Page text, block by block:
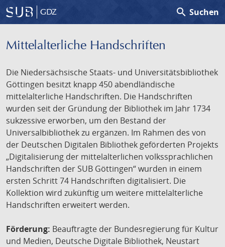
GDZ search Suchen
Mittelalterliche Handschriften
Die Niedersächsische Staats- und Universitätsbibliothek
Göttingen besitzt knapp 450 abendländische
mittelalterliche Handschriften. Die Handschriften
wurden seit der Gründung der Bibliothek im Jahr 1734
sukzessive erworben, um den Bestand der
Universalbibliothek zu ergänzen. Im Rahmen des von
der Deutschen Digitalen Bibliothek geförderten Projekts
„Digitalisierung der mittelalterlichen volkssprachlichen
Handschriften der SUB Göttingen“ wurden in einem
ersten Schritt 74 Handschriften digitalisiert. Die
Kollektion wird zukünftig um weitere mittelalterliche
Handschriften erweitert werden.
Förderung: Beauftragte der Bundesregierung für Kultur
und Medien, Deutsche Digitale Bibliothek, Neustart